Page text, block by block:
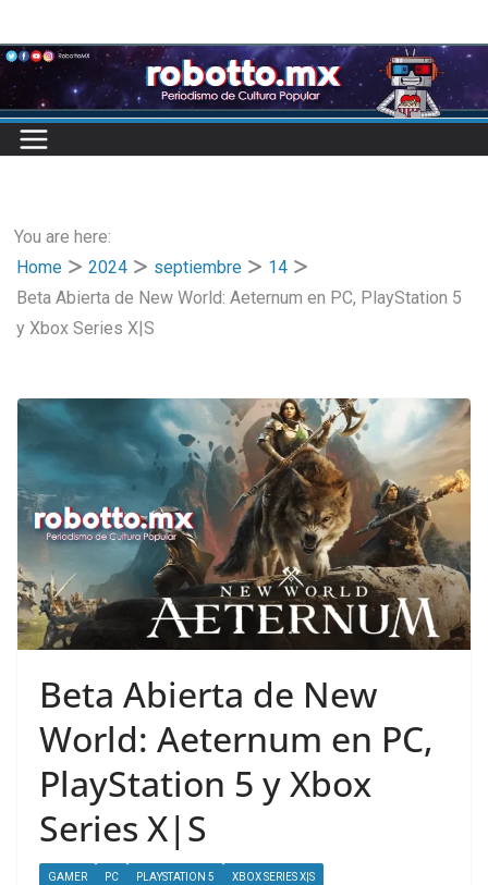
to
content
You are here:
Home
2024 septiembre
14
Beta Abierta de New World: Aeternum en PC, PlayStation 5
y Xbox Series X|S
Beta Abierta de New
World: Aeternum en PC,
PlayStation 5 y Xbox
Series X|S
GAMER PC PLAYSTATION 5 XBOX SERIES X|S